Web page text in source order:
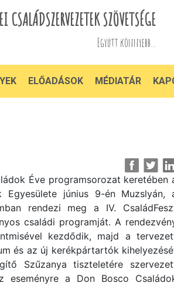
CSALÁDSZERVEZETEK SZÖVETSÉGE
Együtt könnyebb...
ELŐADÁSOK MÉDIATÁR
Éve programsorozat keretében
Egyesülete június 9-én Muzslyán,
rendezi meg a IV.
családi programját. A
kezdődik, majd a
és az új kerékpártartók
Szűzanya tiszteletére
eseményre a Don Bosco